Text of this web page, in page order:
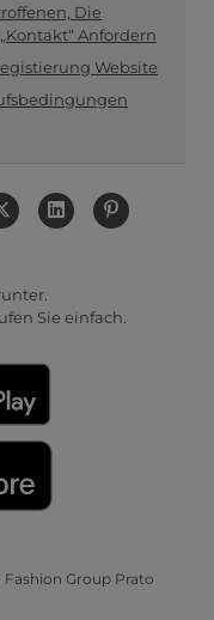
Die
Anfordern
Website
Sie einfach.
Group Prato